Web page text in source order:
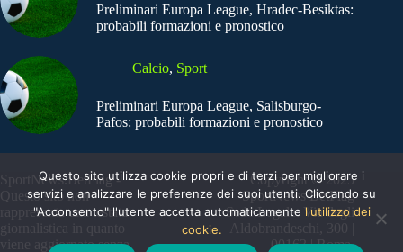
Preliminari Europa League, Hradec-Besiktas:
probabili formazioni e pronostico
Calcio, Sport
Preliminari Europa League, Salisburgo-
Pafos: probabili formazioni e pronostico
SportNews.BetFlag -
Questo sito non
rappresenta una testata
giornalistica in quanto
viene aggiornato senza
Copyright © 2025
SportNews BetFlag
Sede Legale: Via degli
Aldobrandeschi, 300 |
00163 | Roma
Questo sito utilizza cookie propri e di terzi per migliorare i
servizi e analizzare le preferenze dei suoi utenti. Cliccando su
"Acconsento" l'utente accetta automaticamente l'utilizzo dei
cookie.